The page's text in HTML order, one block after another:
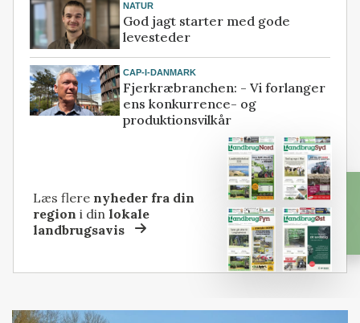
NATUR
God jagt starter med gode
levesteder
CAP-I-DANMARK
Fjerkræbranchen: - Vi forlanger
ens konkurrence- og
produktionsvilkår
Læs flere nyheder fra din
region i dinlokale
landbrugsavis